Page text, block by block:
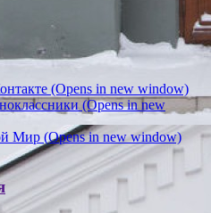
(Opens in new window)
(Opens in new
Мир (Opens in new window)